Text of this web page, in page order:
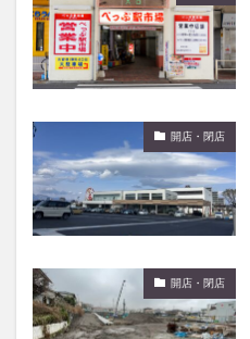
開店・閉店
開店・閉店